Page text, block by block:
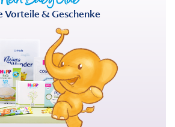
Vorteile & Geschenke